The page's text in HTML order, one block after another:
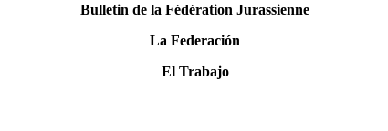
Bulletin de la Fédération Jurassienne
La Federación
El Trabajo